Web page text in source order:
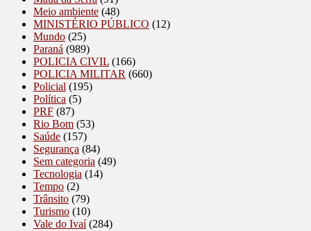
Meio ambiente (48)
MINISTÉRIO PÚBLICO (12)
Mundo (25)
Paraná (989)
POLICIA CIVIL (166)
POLICIA MILITAR (660)
Policial (195)
Política (5)
PRF (87)
Rio Bom (53)
Saúde (157)
Segurança (84)
Sem categoria (49)
Tecnologia (14)
Tempo (2)
Trânsito (79)
Turismo (10)
Vale do Ivaí(284)